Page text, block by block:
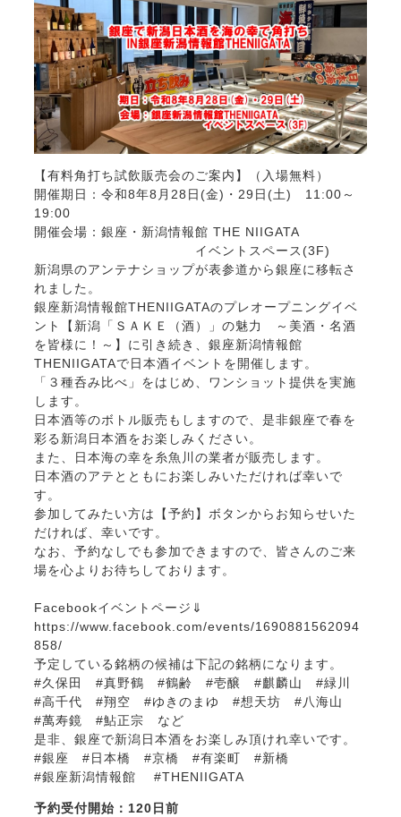
【有料角打ち試飲販売会のご案内】（入場無料）
開催期日：令和8年8月28日(金)・29日(土) 11:00～
19:00
開催会場：銀座・新潟情報館 THE NIIGATA
イベントスペース(3F)
新潟県のアンテナショップが表参道から銀座に移転さ
れました。
銀座新潟情報館THENIIGATAのプレオープニングイベ
ント【新潟「ＳＡＫＥ（酒）」の魅力 ～美酒・名酒
を皆様に！～】に引き続き、銀座新潟情報館
THENIIGATAで日本酒イベントを開催します。
「３種呑み比べ」をはじめ、ワンショット提供を実施
します。
日本酒等のボトル販売もしますので、是非銀座で春を
彩る新潟日本酒をお楽しみください。
また、日本海の幸を糸魚川の業者が販売します。
日本酒のアテとともにお楽しみいただければ幸いで
す。
参加してみたい方は【予約】ボタンからお知らせいた
だければ、幸いです。
なお、予約なしでも参加できますので、皆さんのご来
場を心よりお待ちしております。
Facebookイベントページ⇓
https://www.facebook.com/events/1690881562094
858/
予定している銘柄の候補は下記の銘柄になります。
#久保田 #真野鶴 #鶴齢 #壱醸 #麒麟山 #緑川
#高千代 #翔空 #ゆきのまゆ #想天坊 #八海山
#萬寿鏡 #鮎正宗 など
是非、銀座で新潟日本酒をお楽しみ頂けれ幸いです。
#銀座 #日本橋 #京橋 #有楽町 #新橋
#銀座新潟情報館 #THENIIGATA
予約受付開始：120日前